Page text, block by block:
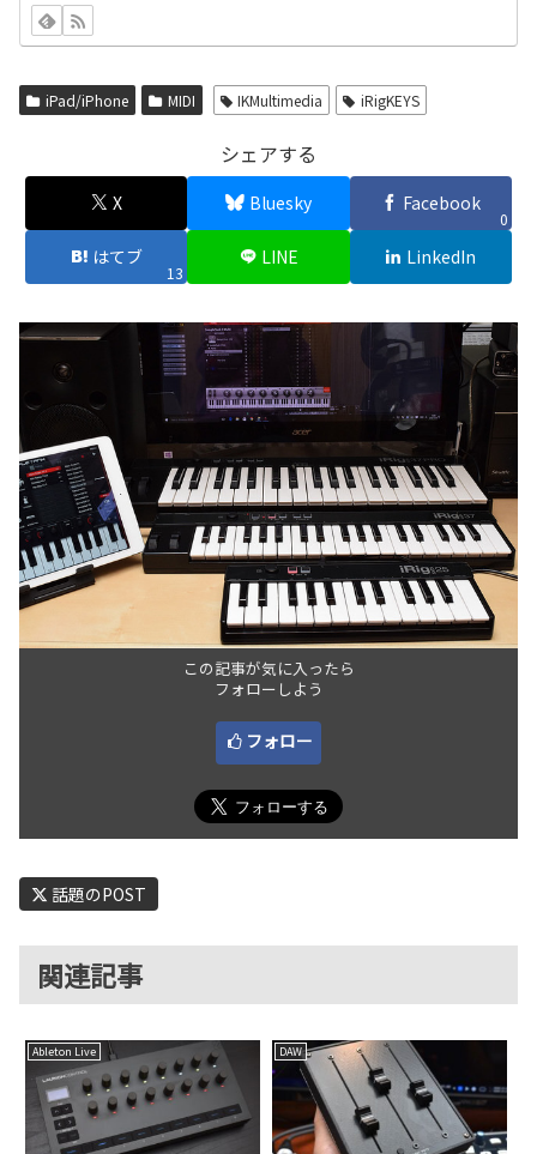
iPad/iPhone MIDI IKMultimedia iRigKEYS
シェアする
X Bluesky Facebook
0
はてブ
13
LINE LinkedIn
この記事が気に入ったら
フォローしよう
フォロー
話題のPOST
関連記事
Ableton Live DAW